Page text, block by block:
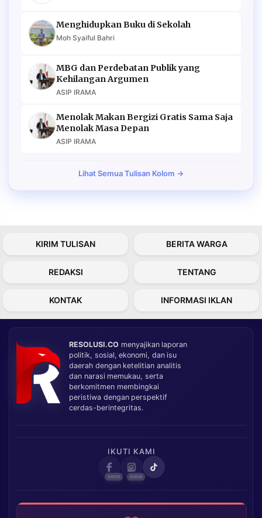
Menghidupkan Buku di Sekolah
Moh Syaiful Bahri
MBG dan Perdebatan Publik yang
Kehilangan Argumen
ASIP IRAMA
Menolak Makan Bergizi Gratis Sama Saja
Menolak Masa Depan
ASIP IRAMA
Lihat Semua Tulisan Kolom →
KIRIM TULISAN BERITA WARGA
REDAKSI TENTANG
KONTAK INFORMASI IKLAN
RESOLUSI.CO menyajikan laporan
politik, sosial, ekonomi, dan isu
daerah dengan ketelitian analitis
dan narasi memukau, serta
berkomitmen membingkai
peristiwa dengan perspektif
cerdas-berintegritas.
IKUTI KAMI